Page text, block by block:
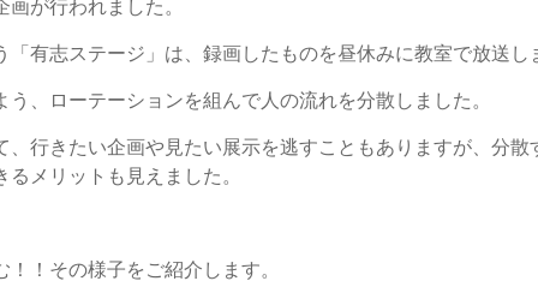
が行われました。
有志ステージ」は、録画したものを昼休みに教室で放送し
、ローテーションを組んで人の流れを分散しました。
行きたい企画や見たい展示を逃すこともありますが、分
メリットも見えました。
！その様子をご紹介します。